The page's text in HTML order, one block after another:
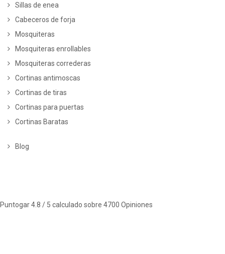
Sillas de enea
Cabeceros de forja
Mosquiteras
Mosquiteras enrollables
Mosquiteras correderas
Cortinas antimoscas
Cortinas de tiras
Cortinas para puertas
Cortinas Baratas
Blog
Puntogar4.8 / 5 calculado sobre 4700 Opiniones